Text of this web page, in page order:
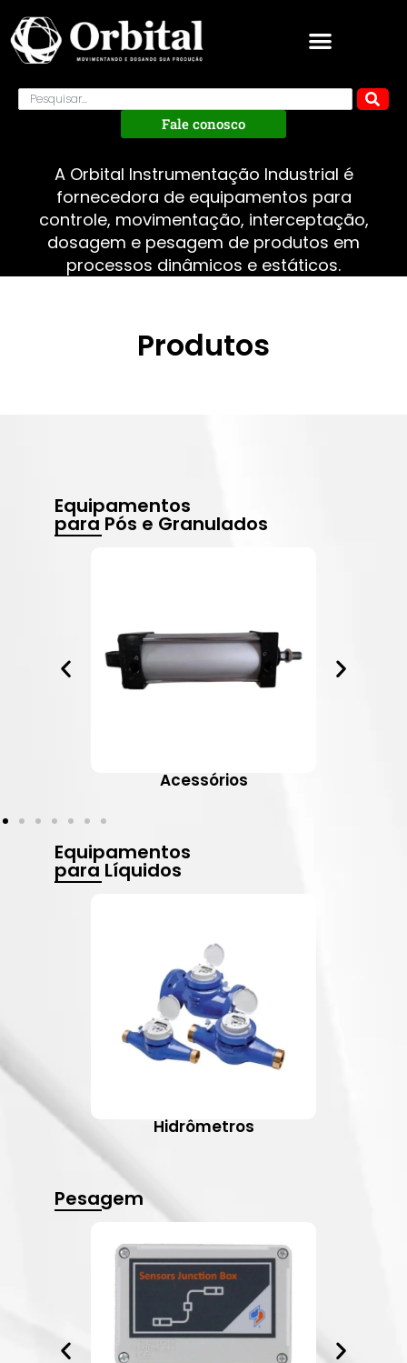
Fale conosco
A Orbital Instrumentação Industrial é
fornecedora de equipamentos para
controle, movimentação, interceptação,
dosagem e pesagem de produtos em
processos dinâmicos e estáticos.
Produtos
Equipamentos
para Pós e Granulados
Acessórios
Equipamentos
para Líquidos
Hidrômetros
Pesagem